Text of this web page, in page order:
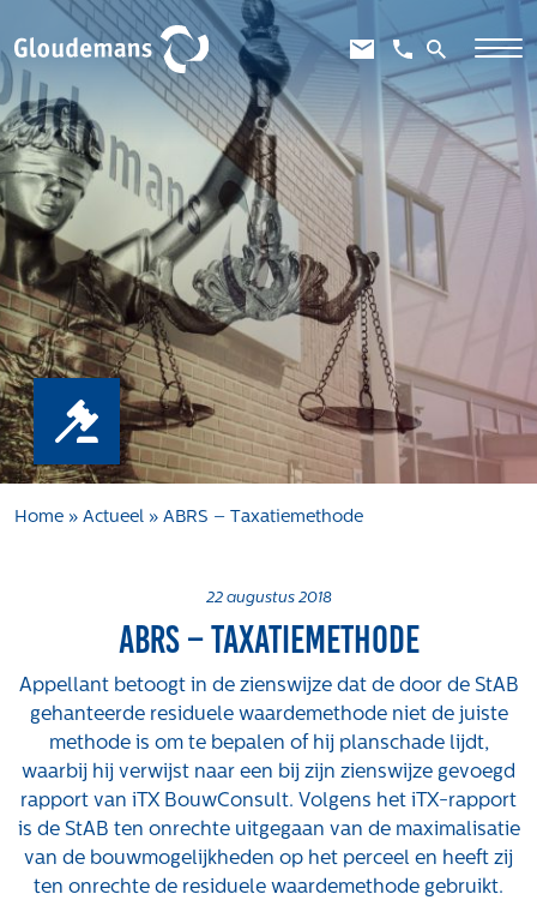
Expertises
Gebiedsontwikkeling
Gebiedseconomie
Grondstrategie en -verwerving
Taxaties overheid
Taxaties zakelijk
Schadevergoedingsrecht
Rentmeesterij
Transities
Tender-light voormalige St. Josefschool in
Concurrentiegerichte dialoog en tenderstrategie
Hoge Woerd in Ewijk
Pachtbeleid gemeente Valkenswaard: duurzame
pacht als instrument voor landbouw- en
watertransitie
Strategisch grondbeleid als motor voor
woningbouwversnelling Gemeente Vught
Home » Actueel » ABRS – Taxatiemethode
22 augustus 2018
ABRS – Taxatiemethode
Appellant betoogt in de zienswijze dat de door de StAB
gehanteerde residuele waardemethode niet de juiste
methode is om te bepalen of hij planschade lijdt,
waarbij hij verwijst naar een bij zijn zienswijze gevoegd
rapport van iTX BouwConsult. Volgens het iTX-rapport
is de StAB ten onrechte uitgegaan van de maximalisatie
van de bouwmogelijkheden op het perceel en heeft zij
ten onrechte de residuele waardemethode gebruikt.